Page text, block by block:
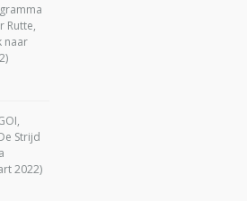
Rutte,
naar
Strijd
2022)